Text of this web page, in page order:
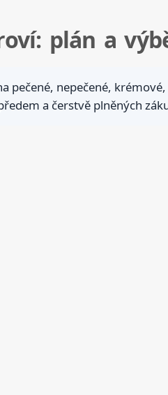
plán a
pečené, nepečené,
a čerstvě plněných